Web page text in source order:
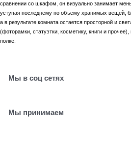
сравнении со шкафом, он визуально занимает
уступая последнему по объему хранимых вещей,
а в результате комната остается просторной и
(фоторамки, статуэтки, косметику, книги и
полке.
Мы в соц сетях
Мы принимаем